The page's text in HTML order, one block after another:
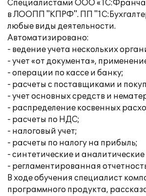
Специалистами ООО
в ЛООПП "КПРФ". ПП
любые виды деятельности.
Автоматизировано:
- ведение учета нескольких
- учет «от документа»,
- операции по кассе и банку;
- расчеты с поставщиками и
- учет основных средств и
- распределение косвенных
- расчеты по НДС;
- налоговый учет;
- расчеты по налогу на прибыль;
- синтетические и аналитические
- регламентированная
В ходе обучения специалист
программного продукта,